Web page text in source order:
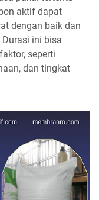
aktif dapat
dengan baik dan
ini bisa
seperti
dan tingkat